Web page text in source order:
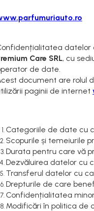
datelor
Care SRL, cu
de date.
document are rolul
paginii de internet
Categoriile de date cu
Scopurile și temeiurile
Durata pentru care vă
Dezvăluirea datelor cu
Transferul datelor cu
Drepturile de care
Confidențialitatea
Modificări în politica de